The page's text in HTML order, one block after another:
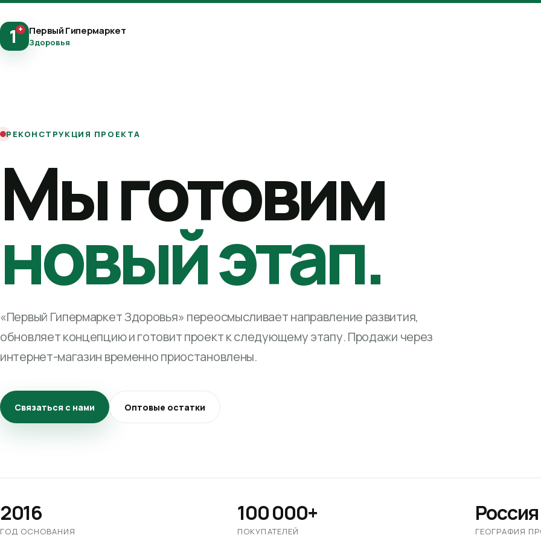
1+ Первый Гипермаркет
Здоровья
РЕКОНСТРУКЦИЯ ПРОЕКТА
Мы готовим
новый этап.
«Первый Гипермаркет Здоровья» переосмысливает направление развития,
обновляет концепцию и готовит проект к следующему этапу. Продажи через
интернет-магазин временно приостановлены.
Связаться с нами Оптовые остатки
2016
ГОД ОСНОВАНИЯ
100 000+
ПОКУПАТЕЛЕЙ
Россия
ГЕОГРАФИЯ